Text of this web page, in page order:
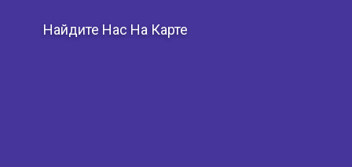
Найдите Нас На Карте